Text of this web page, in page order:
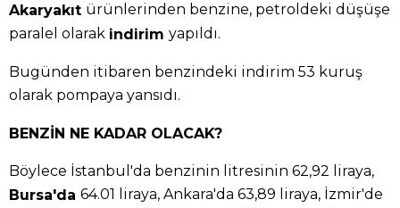
Akaryakıt ürünlerinden benzine, petroldeki düşüşe
paralel olarak indirim yapıldı.
Bugünden itibaren benzindeki indirim 53 kuruş
olarak pompaya yansıdı.
BENZİN NE KADAR OLACAK?
Böylece İstanbul'da benzinin litresinin 62,92 liraya,
Bursa'da 64.01 liraya, Ankara'da 63,89 liraya, İzmir'de